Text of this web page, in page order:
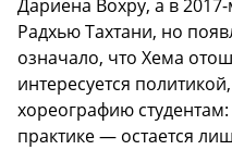
Дариена Вохру, а в
Радхью Тахтани, но
означало, что Хема
интересуется
хореографию
практике — остается